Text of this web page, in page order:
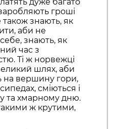
гроші
також знають, як
аби не
знають, як
час з
Ті ж норвежці
шлях, аби
на вершину гори,
сміються і
та хмарному дню.
ж крутими,